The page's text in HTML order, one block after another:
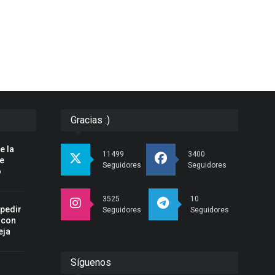
la
Gracias :)
11499
Seguidores
3400
Seguidores
3525
Seguidores
10
Seguidores
Síguenos